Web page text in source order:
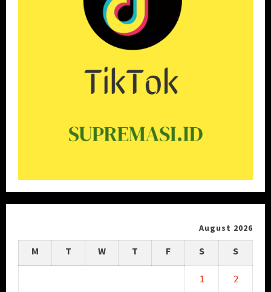
August 2026
M T W T F S S
1 2